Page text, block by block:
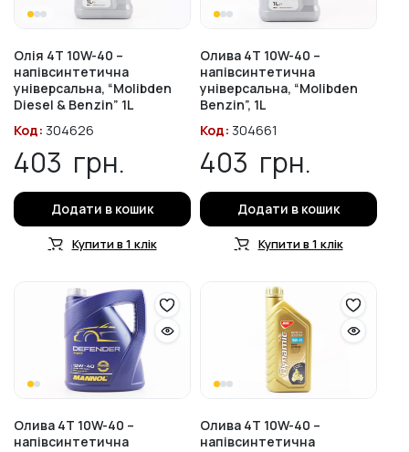
Олія 4T 10W-40 –
напівсинтетична
універсальна, “Molibden
Diesel & Benzin” 1L
Код: 304626
403 грн.
Додати в кошик
Купити в 1 клік
Олива 4T 10W-40 –
напівсинтетична
універсальна, “Molibden
Benzin”, 1L
Код: 304661
403 грн.
Додати в кошик
Купити в 1 клік
Олива 4T 10W-40 –
напівсинтетична
Олива 4T 10W-40 –
напівсинтетична